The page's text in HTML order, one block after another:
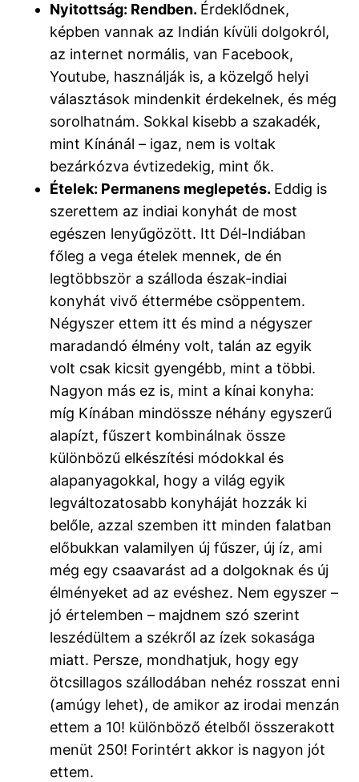
Nyitottság: Rendben. Érdeklődnek,
képben vannak az Indián kívüli dolgokról,
az internet normális, van Facebook,
Youtube, használják is, a közelgő helyi
választások mindenkit érdekelnek, és még
sorolhatnám. Sokkal kisebb a szakadék,
mint Kínánál – igaz, nem is voltak
bezárkózva évtizedekig, mint ők.
Ételek: Permanens meglepetés. Eddig is
szerettem az indiai konyhát de most
egészen lenyűgözött. Itt Dél-Indiában
főleg a vega ételek mennek, de én
legtöbbször a szálloda észak-indiai
konyhát vivő éttermébe csöppentem.
Négyszer ettem itt és mind a négyszer
maradandó élmény volt, talán az egyik
volt csak kicsit gyengébb, mint a többi.
Nagyon más ez is, mint a kínai konyha:
míg Kínában mindössze néhány egyszerű
alapízt, fűszert kombinálnak össze
különbözű elkészítési módokkal és
alapanyagokkal, hogy a világ egyik
legváltozatosabb konyháját hozzák ki
belőle, azzal szemben itt minden falatban
előbukkan valamilyen új fűszer, új íz, ami
még egy csaavarást ad a dolgoknak és új
élményeket ad az evéshez. Nem egyszer –
jó értelemben – majdnem szó szerint
leszédültem a székről az ízek sokasága
miatt. Persze, mondhatjuk, hogy egy
ötcsillagos szállodában nehéz rosszat enni
(amúgy lehet), de amikor az irodai menzán
ettem a 10! különböző ételből összerakott
menüt 250! Forintért akkor is nagyon jót
ettem.